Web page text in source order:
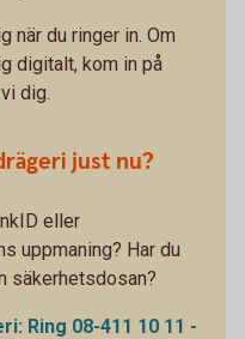
när du ringer in. Om
digitalt, kom in på
dig.
just nu?
eller
uppmaning? Har du
säkerhetsdosan?
Ring 08-411 10 11 -